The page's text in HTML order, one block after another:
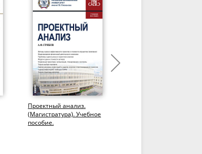
Проектный анализ.
(Магистратура). Учебное
пособие.